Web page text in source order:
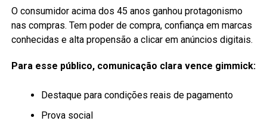
O consumidor acima dos 45 anos ganhou protagonismo
nas compras. Tem poder de compra, confiança em marcas
conhecidas e alta propensão a clicar em anúncios digitais.
Para esse público, comunicação clara vence gimmick:
Destaque para condições reais de pagamento
Prova social